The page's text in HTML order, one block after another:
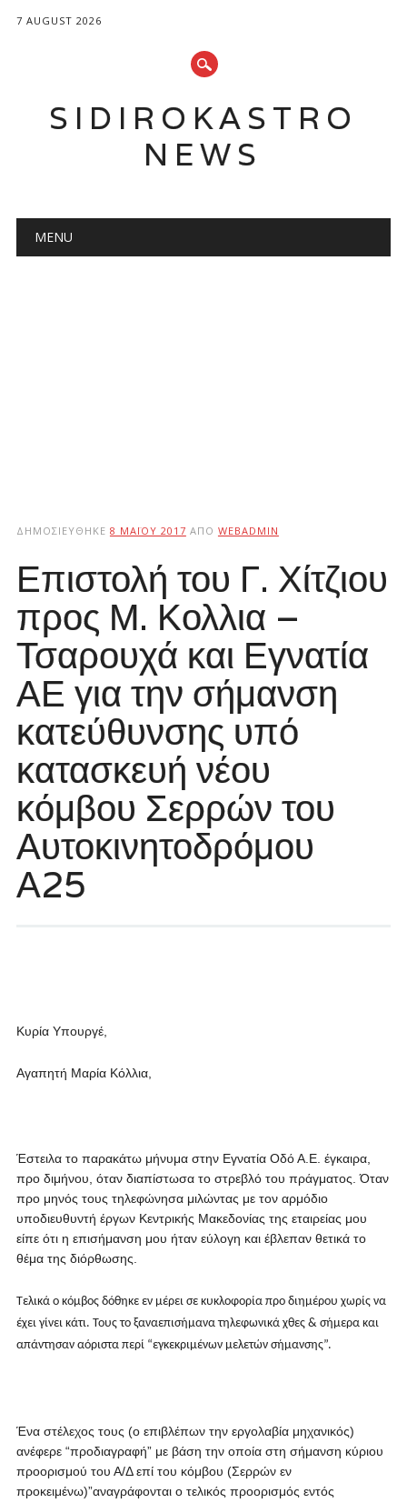
7 AUGUST 2026
SIDIROKASTRO
NEWS
Main menu
MENU
ΔΗΜΟΣΙΕΎΘΗΚΕ 8 ΜΑΪ́ΟΥ 2017 ΑΠΌ WEBADMIN
Επιστολή του Γ. Χίτζιου
προς Μ. Κολλια –
Τσαρουχά και Εγνατία
ΑΕ για την σήμανση
κατεύθυνσης υπό
κατασκευή νέου
κόμβου Σερρών του
Αυτοκινητοδρόμου
Α25
Κυρία Υπουργέ,
Αγαπητή Μαρία Κόλλια,
Έστειλα το παρακάτω μήνυμα στην Εγνατία Οδό Α.Ε. έγκαιρα,
προ διμήνου, όταν διαπίστωσα το στρεβλό του πράγματος. Όταν
προ μηνός τους τηλεφώνησα μιλώντας με τον αρμόδιο
υποδιευθυντή έργων Κεντρικής Μακεδονίας της εταιρείας μου
είπε ότι η επισήμανση μου ήταν εύλογη και έβλεπαν θετικά το
θέμα της διόρθωσης.
Τελικά ο κόμβος δόθηκε εν μέρει σε κυκλοφορία προ διημέρου χωρίς να
έχει γίνει κάτι. Τους το ξαναεπισήμανα τηλεφωνικά χθες & σήμερα και
απάντησαν αόριστα περί “εγκεκριμένων μελετών σήμανσης”.
Ένα στέλεχος τους (ο επιβλέπων την εργολαβία μηχανικός)
ανέφερε “προδιαγραφή” με βάση την οποία στη σήμανση κύριου
προορισμού του Α/Δ επί του κόμβου (Σερρών εν
προκειμένω)”αναγράφονται ο τελικός προορισμός εντός